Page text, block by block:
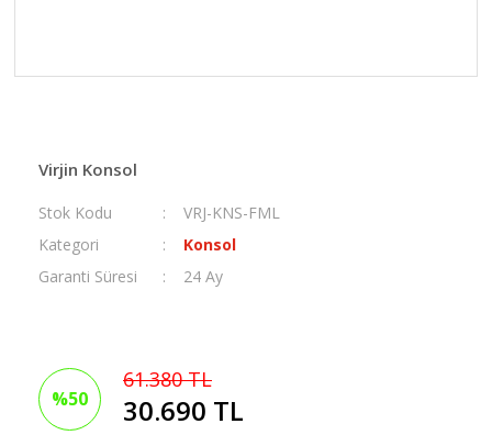
Virjin Konsol
Stok Kodu
VRJ-KNS-FML
Kategori
Konsol
Garanti Süresi
24 Ay
%50
61.380 TL
30.690 TL